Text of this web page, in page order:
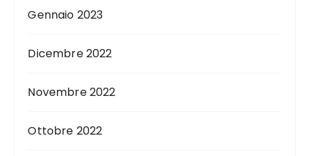
Gennaio 2023
Dicembre 2022
Novembre 2022
Ottobre 2022